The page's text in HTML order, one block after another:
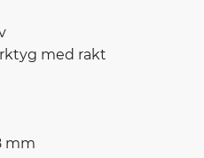
med rakt
mm